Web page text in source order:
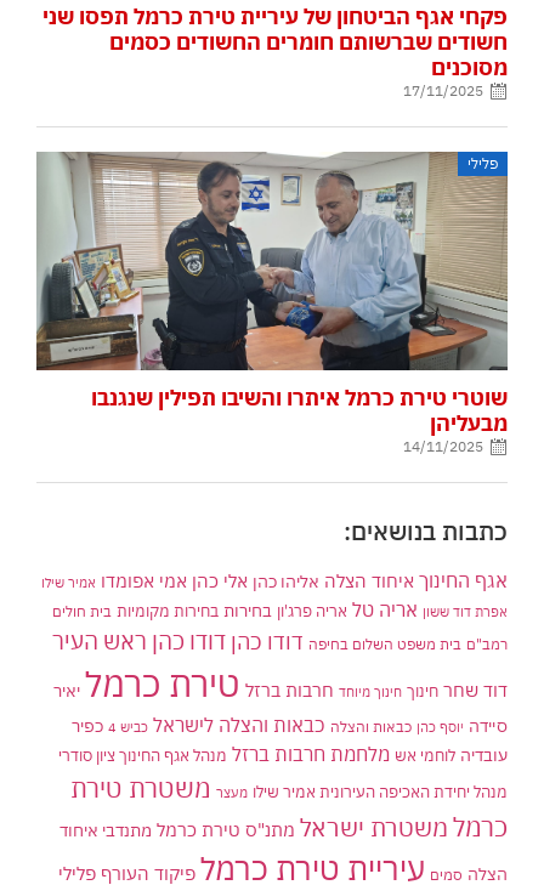
פקחי אגף הביטחון של עיריית טירת כרמל תפסו שני
חשודים שברשותם חומרים החשודים כסמים
מסוכנים
17/11/2025
פלילי
שוטרי טירת כרמל איתרו והשיבו תפילין שנגנבו
מבעליהן
14/11/2025
כתבות בנושאים:
אגף החינוך איחוד הצלה אליהו כהן אלי כהן אמי אפומדו אמיר שילו
אפרת דוד ששון אריה טל אריה פרג'ון בחירות בחירות מקומיות בית חולים
רמב"ם בית משפט השלום בחיפה דודו כהן דודו כהן ראש העיר
דוד שחר חינוך חינוך מיוחד חרבות ברזל טירת כרמל יאיר
סיידה יוסף כהן כבאות והצלה כבאות והצלה לישראל כביש 4
כפיר
עובדיה לוחמי אש מלחמת חרבות ברזל מנהל אגף החינוך ציון סודרי
מנהל יחידת האכיפה העירונית אמיר שילו מעצר משטרת טירת
כרמלמשטרת ישראל מתנ"ס טירת כרמל מתנדבי איחוד
הצלה סמים עיריית טירת כרמל פיקוד העורף פלילי